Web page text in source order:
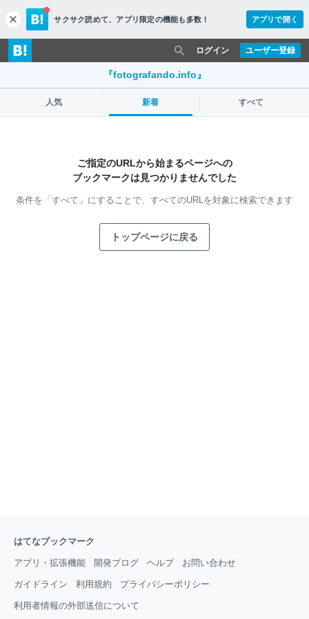
c
l
o
s
サクサク読めて、 アプリ限定の機能も多数！ アプリで開く
ユーザー登録
ログイン
『fotografando.info』
人気 新着 すべて
ご指定のURLから始まるページへの
ブックマークは見つかりませんでした
条件を「すべて」にすることで、 すべてのURLを対象に検索できます
トップページに戻る
はてなブックマーク
アプリ・拡張機能 開発ブログ ヘルプ お問い合わせ
ガイドライン 利用規約 プライバシーポリシー
利用者情報の外部送信について